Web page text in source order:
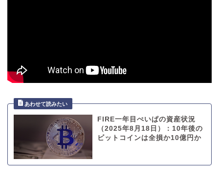
FIRE一年目ぺいぱの資産状況
（2025年8月18日）：10年後の
ビットコインは全損か10億円か